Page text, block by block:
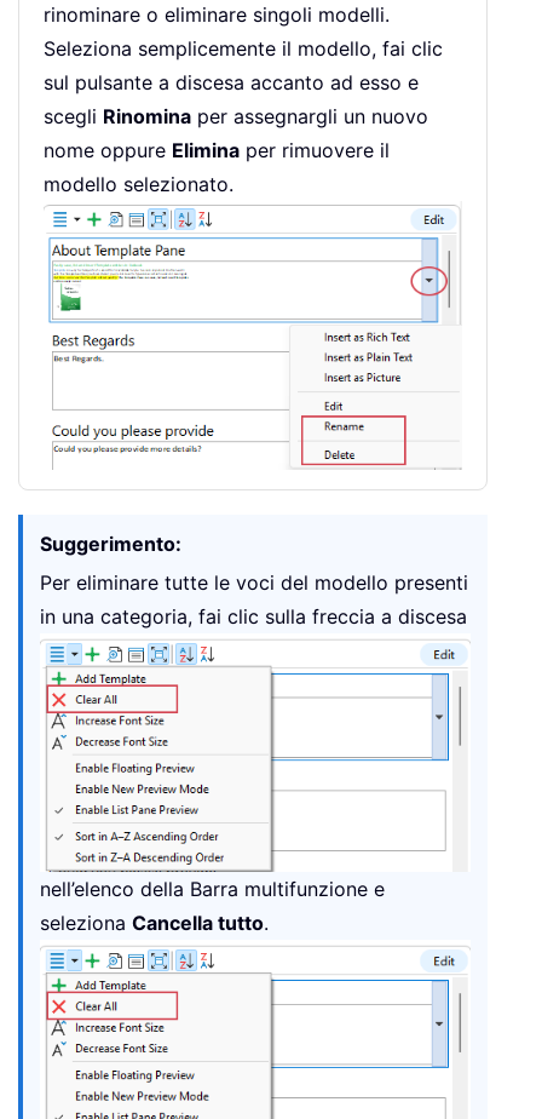
rinominare o eliminare singoli modelli.
Seleziona semplicemente il modello, fai clic
sul pulsante a discesa accanto ad esso e
scegli Rinomina per assegnargli un nuovo
nome oppure Elimina per rimuovere il
modello selezionato.
Suggerimento:
Per eliminare tutte le voci del modello presenti
in una categoria, fai clic sulla freccia a discesa
nell’elenco della Barra multifunzione e
seleziona Cancella tutto.